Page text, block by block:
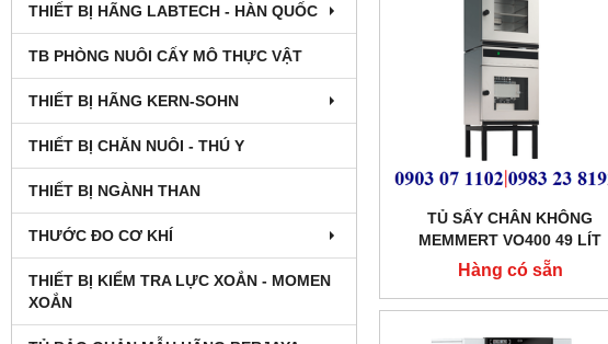
THIẾT BỊ HÃNG LABTECH - HÀN QUỐC
TB PHÒNG NUÔI CẤY MÔ THỰC VẬT
THIẾT BỊ HÃNG KERN-SOHN
THIẾT BỊ CHĂN NUÔI - THÚ Y
THIẾT BỊ NGÀNH THAN
THƯỚC ĐO CƠ KHÍ
THIẾT BỊ KIỂM TRA LỰC XOẮN - MOMEN
XOẮN
TỦ SẤY CHÂN KHÔNG
MEMMERT VO400 49 LÍT
Hàng có sẵn